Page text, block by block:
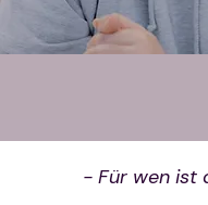
- Für wen ist